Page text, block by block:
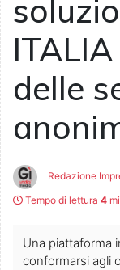
delle
Redazione
Tempo di lettura 4
Una piattaforma
conformarsi agli